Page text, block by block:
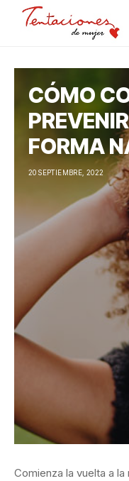
CÓMO
FORMA
20 SEPTIEMBRE, 2022
Comienza la vuelta a